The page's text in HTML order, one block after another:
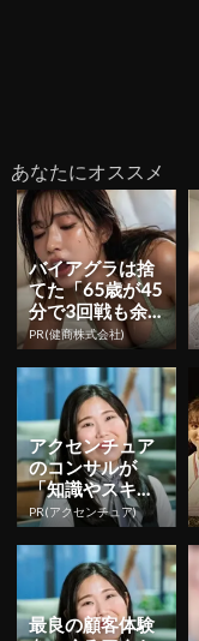
あなたにオススメ
バイアグラは捨
てた「65歳が45
分で3回戦も余
裕」1日31円で
朝まで絶好調！
PR(健商株式会社)
アクセンチュア
のコンサルが
「知識やスキ
ル」より大切に
する視点
PR(アクセンチュア)
最良の顧客体験